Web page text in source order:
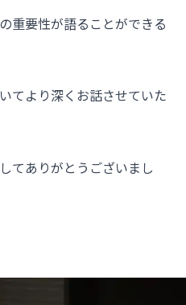
重要性が語ることができる
てより深くお話させていた
てありがとうございまし